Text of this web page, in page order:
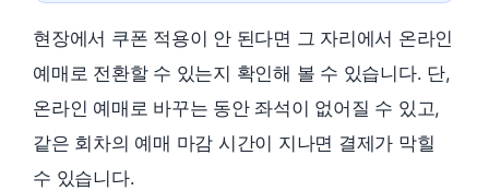
현장에서 쿠폰 적용이 안 된다면 그 자리에서 온라인
예매로 전환할 수 있는지 확인해 볼 수 있습니다. 단,
온라인 예매로 바꾸는 동안 좌석이 없어질 수 있고,
같은 회차의 예매 마감 시간이 지나면 결제가 막힐
수 있습니다.